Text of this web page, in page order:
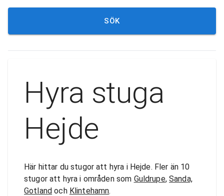
SÖK
Hyra stuga
Hejde
Här hittar du stugor att hyra i Hejde. Fler än 10
stugor att hyra i områden som Guldrupe,Sanda,
Gotland och Klintehamn.